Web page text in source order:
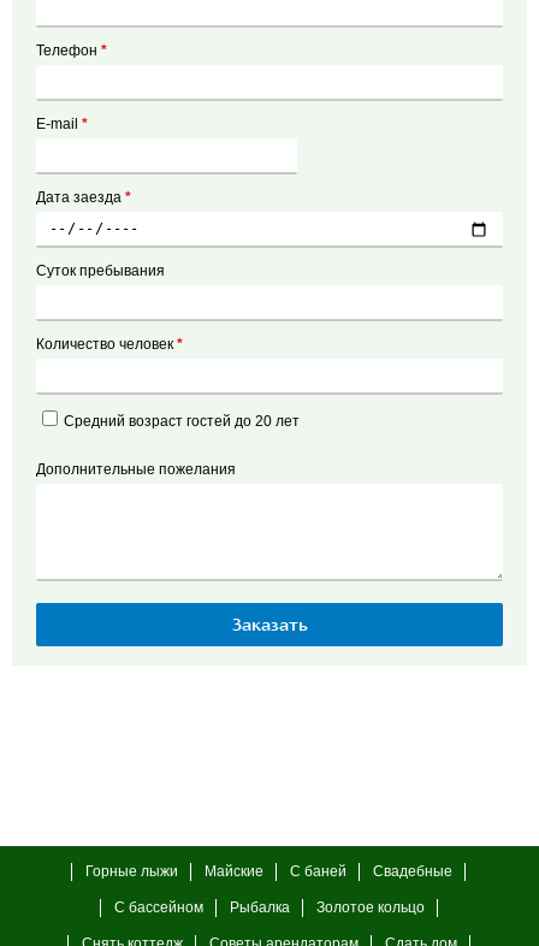
Телефон *
E-mail *
Дата заезда *
Суток пребывания
Количество человек *
Средний возраст гостей до 20 лет
Дополнительные пожелания
Горные лыжи Майские С баней Свадебные
С бассейном Рыбалка Золотое кольцо